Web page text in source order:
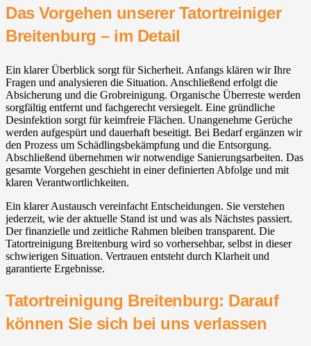
Das Vorgehen unserer Tatortreiniger
Breitenburg – im Detail
Ein klarer Überblick sorgt für Sicherheit. Anfangs klären wir Ihre
Fragen und analysieren die Situation. Anschließend erfolgt die
Absicherung und die Grobreinigung. Organische Überreste werden
sorgfältig entfernt und fachgerecht versiegelt. Eine gründliche
Desinfektion sorgt für keimfreie Flächen. Unangenehme Gerüche
werden aufgespürt und dauerhaft beseitigt. Bei Bedarf ergänzen wir
den Prozess um Schädlingsbekämpfung und die Entsorgung.
Abschließend übernehmen wir notwendige Sanierungsarbeiten. Das
gesamte Vorgehen geschieht in einer definierten Abfolge und mit
klaren Verantwortlichkeiten.
Ein klarer Austausch vereinfacht Entscheidungen. Sie verstehen
jederzeit, wie der aktuelle Stand ist und was als Nächstes passiert.
Der finanzielle und zeitliche Rahmen bleiben transparent. Die
Tatortreinigung Breitenburg wird so vorhersehbar, selbst in dieser
schwierigen Situation. Vertrauen entsteht durch Klarheit und
garantierte Ergebnisse.
Tatortreinigung Breitenburg: Darauf
können Sie sich bei uns verlassen